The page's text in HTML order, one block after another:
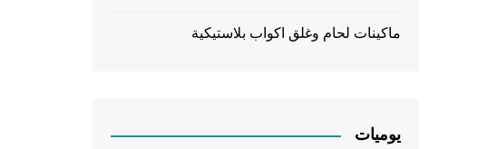
ماكينات لحام وغلق اكواب بلاستيكية
يوميات